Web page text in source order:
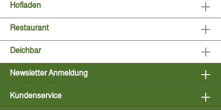
Hofladen
Restaurant
Deichbar
Newsletter Anmeldung
Kundenservice